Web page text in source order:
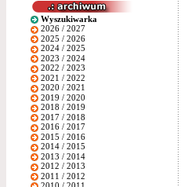
Wyszukiwarka
2026 / 2027
2025 / 2026
2024 / 2025
2023 / 2024
2022 / 2023
2021 / 2022
2020 / 2021
2019 / 2020
2018 / 2019
2017 / 2018
2016 / 2017
2015 / 2016
2014 / 2015
2013 / 2014
2012 / 2013
2011 / 2012